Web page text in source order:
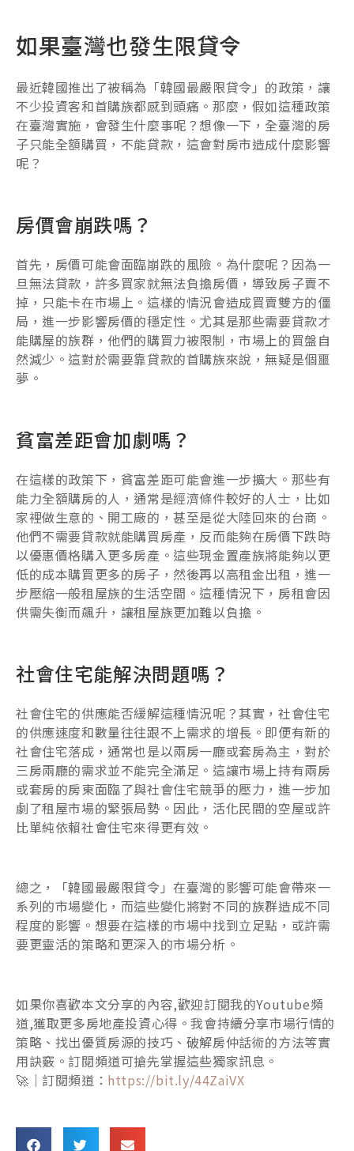
如果臺灣也發生限貸令
最近韓國推出了被稱為「韓國最嚴限貸令」的政策，讓
不少投資客和首購族都感到頭痛。那麼，假如這種政策
在臺灣實施，會發生什麼事呢？想像一下，全臺灣的房
子只能全額購買，不能貸款，這會對房市造成什麼影響
呢？
房價會崩跌嗎？
首先，房價可能會面臨崩跌的風險。為什麼呢？因為一
旦無法貸款，許多買家就無法負擔房價，導致房子賣不
掉，只能卡在市場上。這樣的情況會造成買賣雙方的僵
局，進一步影響房價的穩定性。尤其是那些需要貸款才
能購屋的族群，他們的購買力被限制，市場上的買盤自
然減少。這對於需要靠貸款的首購族來說，無疑是個噩
夢。
貧富差距會加劇嗎？
在這樣的政策下，貧富差距可能會進一步擴大。那些有
能力全額購房的人，通常是經濟條件較好的人士，比如
家裡做生意的、開工廠的，甚至是從大陸回來的台商。
他們不需要貸款就能購買房產，反而能夠在房價下跌時
以優惠價格購入更多房產。這些現金置產族將能夠以更
低的成本購買更多的房子，然後再以高租金出租，進一
步壓縮一般租屋族的生活空間。這種情況下，房租會因
供需失衡而飆升，讓租屋族更加難以負擔。
社會住宅能解決問題嗎？
社會住宅的供應能否緩解這種情況呢？其實，社會住宅
的供應速度和數量往往跟不上需求的增長。即便有新的
社會住宅落成，通常也是以兩房一廳或套房為主，對於
三房兩廳的需求並不能完全滿足。這讓市場上持有兩房
或套房的房東面臨了與社會住宅競爭的壓力，進一步加
劇了租屋市場的緊張局勢。因此，活化民間的空屋或許
比單純依賴社會住宅來得更有效。
總之，「韓國最嚴限貸令」在臺灣的影響可能會帶來一
系列的市場變化，而這些變化將對不同的族群造成不同
程度的影響。想要在這樣的市場中找到立足點，或許需
要更靈活的策略和更深入的市場分析。
如果你喜歡本文分享的內容,歡迎訂閱我的Youtube頻
道,獲取更多房地產投資心得。我會持續分享市場行情的
策略、找出優質房源的技巧、破解房仲話術的方法等實
用訣竅。訂閱頻道可搶先掌握這些獨家訊息。
🚀｜訂閱頻道： https://bit.ly/44ZaiVX